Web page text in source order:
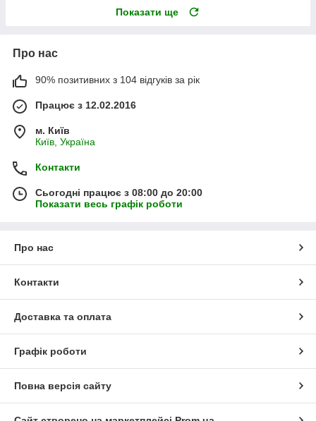
Показати ще
Про нас
90% позитивних з 104 відгуків за рік
Працює з 12.02.2016
м. Київ
Київ, Україна
Контакти
Сьогодні працює з 08:00 до 20:00
Показати весь графік роботи
Про нас
Контакти
Доставка та оплата
Графік роботи
Повна версія сайту